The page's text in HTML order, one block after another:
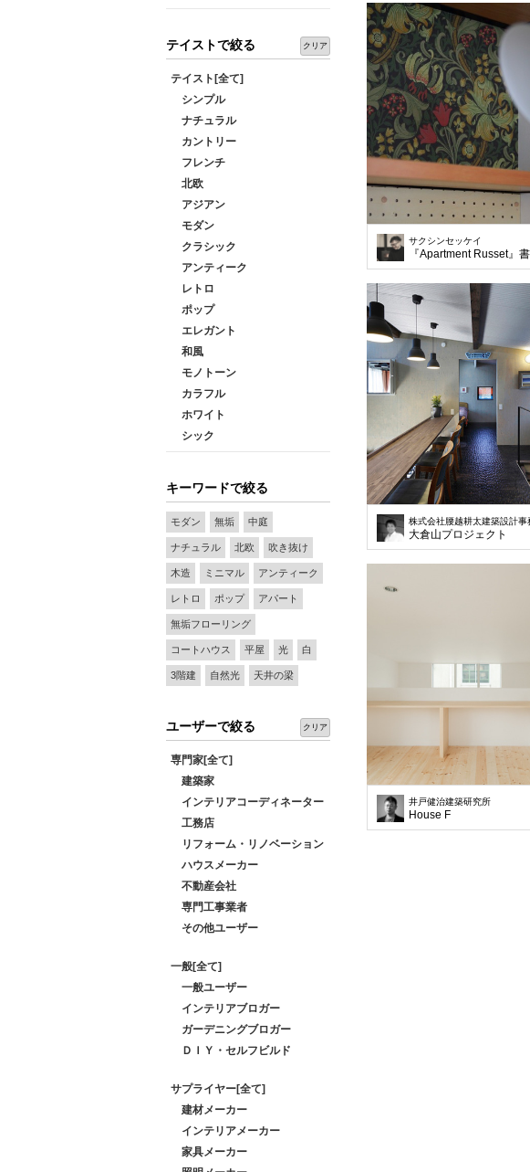
テイストで絞る クリア
テイスト[全て]
シンプル
ナチュラル
カントリー
フレンチ
北欧
アジアン
モダン
クラシック
アンティーク
レトロ
ポップ
エレガント
和風
モノトーン
カラフル
ホワイト
シック
キーワードで絞る
モダン 無垢 中庭
ナチュラル 北欧 吹き抜け
木造 ミニマル アンティーク
レトロ ポップ アパート
無垢フローリング
コートハウス 平屋 光 白
3階建 自然光 天井の梁
ユーザーで絞る クリア
専門家[全て]
建築家
インテリアコーディネーター
工務店
リフォーム・リノベーション
ハウスメーカー
不動産会社
専門工事業者
その他ユーザー
一般[全て]
一般ユーザー
インテリアブロガー
ガーデニングブロガー
ＤＩＹ・セルフビルド
サプライヤー[全て]
建材メーカー
インテリアメーカー
家具メーカー
サクシンセッケイ
『Apartment Russet』
株式会社腰越耕太建築設計事
大倉山プロジェクト
井戸健治建築研究所
House F